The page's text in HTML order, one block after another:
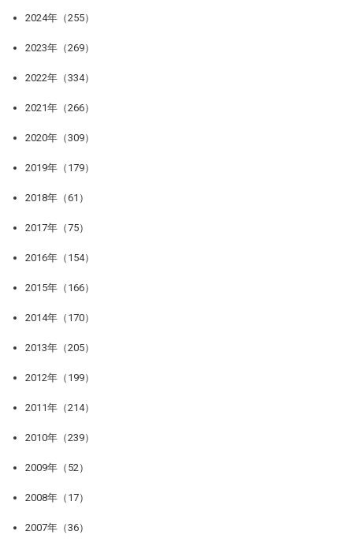
2024年（255）
2023年（269）
2022年（334）
2021年（266）
2020年（309）
2019年（179）
2018年（61）
2017年（75）
2016年（154）
2015年（166）
2014年（170）
2013年（205）
2012年（199）
2011年（214）
2010年（239）
2009年（52）
2008年（17）
2007年（36）